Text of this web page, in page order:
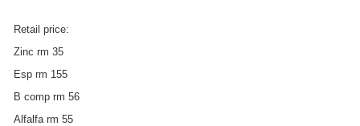
Retail price:
Zinc rm 35
Esp rm 155
B comp rm 56
Alfalfa rm 55